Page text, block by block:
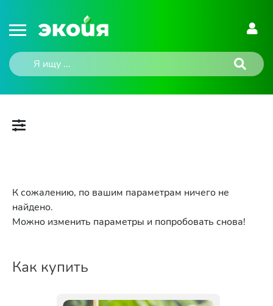
К сожалению, по вашим параметрам ничего не
найдено.
Можно изменить параметры и попробовать снова!
Как купить